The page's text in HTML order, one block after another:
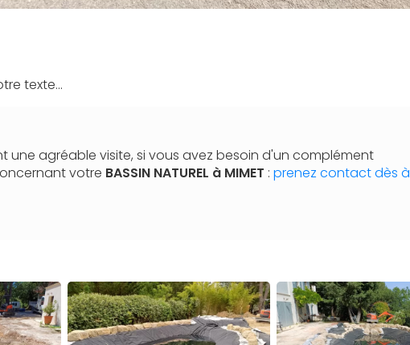
texte...
une agréable visite, si vous avez besoin d'un complément
votre BASSIN NATUREL à MIMET : prenez contact dès à